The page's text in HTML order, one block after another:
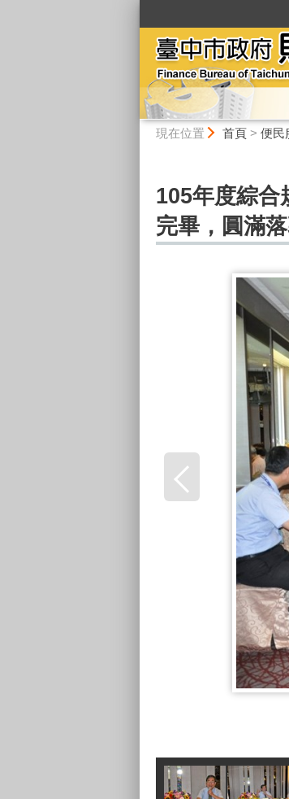
現在位置 首頁> 便民
105年度綜合
完畢，圓滿落